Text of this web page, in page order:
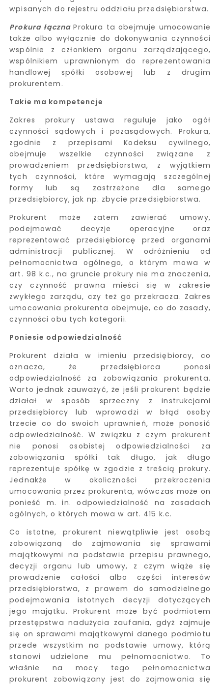
wpisanych do rejestru oddziału przedsiębiorstwa.
Prokura łącznaProkura ta obejmuje umocowanie
także albo wyłącznie do dokonywania czynności
wspólnie z członkiem organu zarządzającego,
wspólnikiem uprawnionym do reprezentowania
handlowej spółki osobowej lub z drugim
prokurentem.
Takie ma kompetencje
Zakres prokury ustawa reguluje jako ogół
czynności sądowych i pozasądowych. Prokura,
zgodnie z przepisami Kodeksu cywilnego,
obejmuje wszelkie czynności związane z
prowadzeniem przedsiębiorstwa, z wyjątkiem
tych czynności, które wymagają szczególnej
formy lub są zastrzeżone dla samego
przedsiębiorcy, jak np. zbycie przedsiębiorstwa.
Prokurent może zatem zawierać umowy,
podejmować decyzje operacyjne oraz
reprezentować przedsiębiorcę przed organami
administracji publicznej. W odróżnieniu od
pełnomocnictwa ogólnego, o którym mowa w
art. 98 k.c., na gruncie prokury nie ma znaczenia,
czy czynność prawna mieści się w zakresie
zwykłego zarządu, czy też go przekracza. Zakres
umocowania prokurenta obejmuje, co do zasady,
czynności obu tych kategorii.
Poniesie odpowiedzialność
Prokurent działa w imieniu przedsiębiorcy, co
oznacza, że przedsiębiorca ponosi
odpowiedzialność za zobowiązania prokurenta.
Warto jednak zauważyć, że jeśli prokurent będzie
działał w sposób sprzeczny z instrukcjami
przedsiębiorcy lub wprowadzi w błąd osoby
trzecie co do swoich uprawnień, może ponosić
odpowiedzialność. W związku z czym prokurent
nie ponosi osobistej odpowiedzialności za
zobowiązania spółki tak długo, jak długo
reprezentuje spółkę w zgodzie z treścią prokury.
Jednakże w okoliczności przekroczenia
umocowania przez prokurenta, wówczas może on
ponieść m. in. odpowiedzialność na zasadach
ogólnych, o których mowa w art. 415 k.c.
Co istotne, prokurent niewątpliwie jest osobą
zobowiązaną do zajmowania się sprawami
majątkowymi na podstawie przepisu prawnego,
decyzji organu lub umowy, z czym wiąże się
prowadzenie całości albo części interesów
przedsiębiorstwa, z prawem do samodzielnego
podejmowania istotnych decyzji dotyczących
jego majątku. Prokurent może być podmiotem
przestępstwa nadużycia zaufania, gdyż zajmuje
się on sprawami majątkowymi danego podmiotu
przede wszystkim na podstawie umowy, którą
stanowi udzielone mu pełnomocnictwo. To
właśnie na mocy tego pełnomocnictwa
prokurent zobowiązany jest do zajmowania się